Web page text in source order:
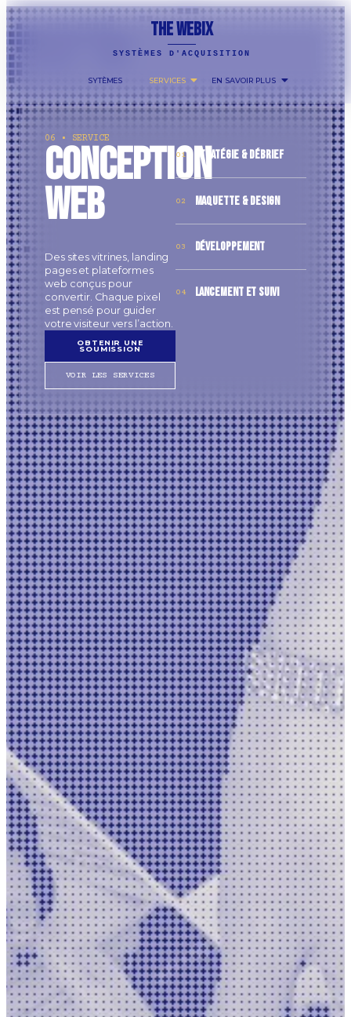
THE WEBIX
SYSTÈMES D'ACQUISITION
SYTÈMES SERVICES EN SAVOIR PLUS
06 • SERVICE
Conception
web
Des sites vitrines, landing
pages et plateformes
web conçus pour
convertir. Chaque pixel
est pensé pour guider
votre visiteur vers l’action.
OBTENIR UNE
SOUMISSION
VOIR LES SERVICES
01 STRATÉGIE & DÉBRIEF
02 MAQUETTE & DESIGN
03 DÉVELOPPEMENT
04 LANCEMENT ET SUIVI